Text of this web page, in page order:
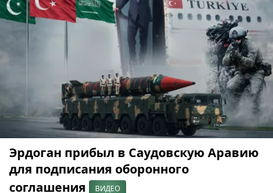
Эрдоган прибыл в Саудовскую Аравию
для подписания оборонного
соглашения
ВИДЕО